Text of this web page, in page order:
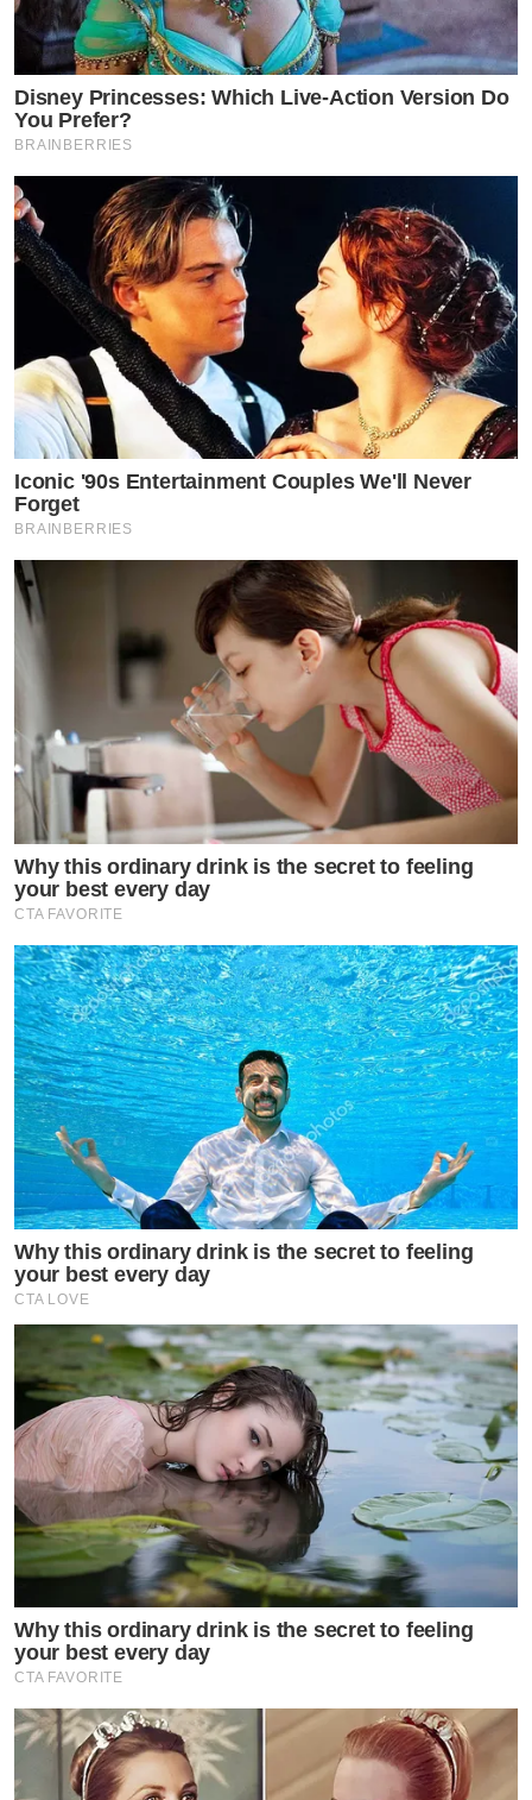
Disney Princesses: Which Live-Action Version Do
You Prefer?
BRAINBERRIES
Iconic '90s Entertainment Couples We'll Never
Forget
BRAINBERRIES
Why this ordinary drink is the secret to feeling
your best every day
CTA FAVORITE
Why this ordinary drink is the secret to feeling
your best every day
CTA LOVE
Why this ordinary drink is the secret to feeling
your best every day
CTA FAVORITE